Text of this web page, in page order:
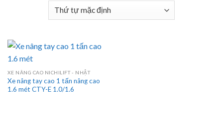
XE NÂNG CAO NICHILIFT - NHẬT
Xe nâng tay cao 1 tấn nâng cao
1.6 mét CTY-E 1.0/1.6